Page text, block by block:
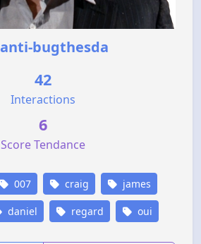
anti-bugthesda
42
Interactions
6
Score Tendance
007 craig james
daniel regard oui